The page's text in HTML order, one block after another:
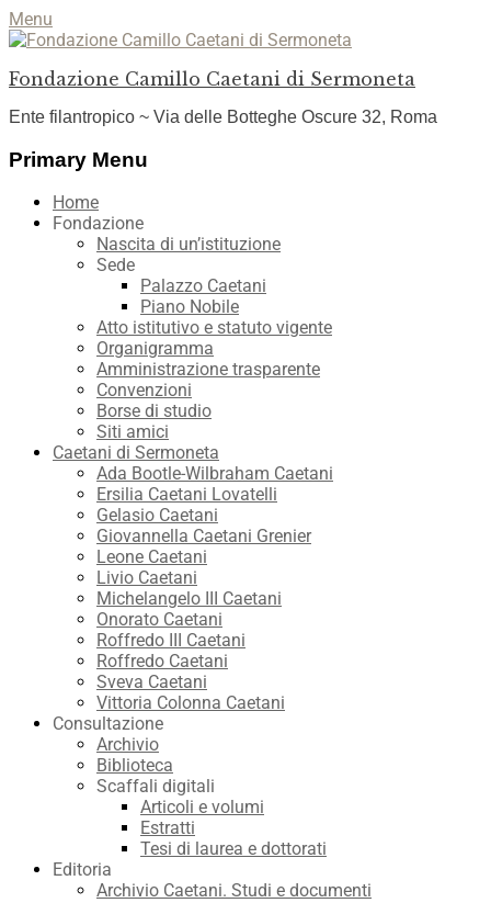
Menu
Fondazione Camillo Caetani di Sermoneta
Ente filantropico ~ Via delle Botteghe Oscure 32, Roma
Facebook
YouTube
Instagram
Primary Menu
Skip
Home
Fondazione
Nascita di un’istituzione
Sede
Palazzo Caetani
Piano Nobile
Atto istitutivo e statuto vigente
Organigramma
Amministrazione trasparente
Convenzioni
Borse di studio
Siti amici
Caetani di Sermoneta
Ada Bootle-Wilbraham Caetani
Ersilia Caetani Lovatelli
Gelasio Caetani
Giovannella Caetani Grenier
Leone Caetani
Livio Caetani
Michelangelo III Caetani
Onorato Caetani
Roffredo III Caetani
Roffredo Caetani
Sveva Caetani
Vittoria Colonna Caetani
Consultazione
Archivio
Biblioteca
Scaffali digitali
Articoli e volumi
Estratti
Tesi di laurea e dottorati
Editoria
Archivio Caetani. Studi e documenti